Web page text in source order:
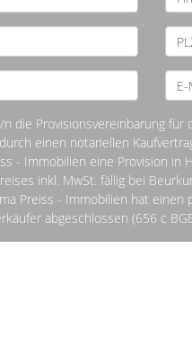
die Provisionsvereinbarung für
einen notariellen
- Immobilien eine Provision in
inkl. MwSt. fällig bei
Preiss - Immobilien hat
abgeschlossen (656 c